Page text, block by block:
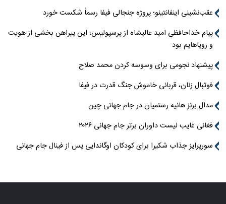
عقب‌نشینی اینفانتینو؛ پروژه جنجالی فیفا رسماً شکست خورد
پیام خداحافظی امید عالیشاه از پرسپولیس؛ این پیراهن بخشی از هویت
و رویاهایم بود
پیشنهاد نجومی برای وسوسه کردن محمد صلاح
فوتبال زنان، قربانی خاموش جنگ قدرت در فیفا
مدال برنز هانیه رستمیان در جام جهانی چین
فغانی غایب لیست داوران برتر جام جهانی ۲۰۲۶
سورپرایز جذاب شکیرا برای کودکان اوگاندایی پس از فینال جام جهانی